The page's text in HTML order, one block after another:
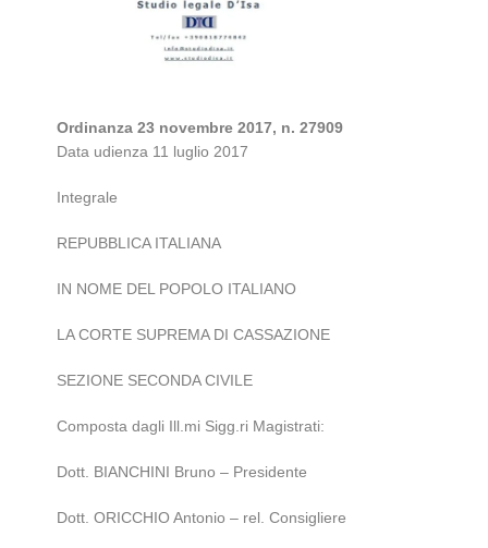
Ordinanza 23 novembre 2017, n. 27909
Data udienza 11 luglio 2017
Integrale
REPUBBLICA ITALIANA
IN NOME DEL POPOLO ITALIANO
LA CORTE SUPREMA DI CASSAZIONE
SEZIONE SECONDA CIVILE
Composta dagli Ill.mi Sigg.ri Magistrati:
Dott. BIANCHINI Bruno – Presidente
Dott. ORICCHIO Antonio – rel. Consigliere